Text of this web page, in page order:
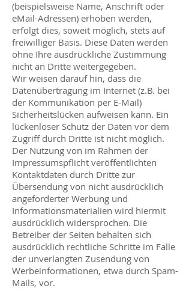
(beispielsweise Name, Anschrift oder
eMail-Adressen) erhoben werden,
erfolgt dies, soweit möglich, stets auf
freiwilliger Basis. Diese Daten werden
ohne Ihre ausdrückliche Zustimmung
nicht an Dritte weitergegeben.
Wir weisen darauf hin, dass die
Datenübertragung im Internet (z.B. bei
der Kommunikation per E-Mail)
Sicherheitslücken aufweisen kann. Ein
lückenloser Schutz der Daten vor dem
Zugriff durch Dritte ist nicht möglich.
Der Nutzung von im Rahmen der
Impressumspflicht veröffentlichten
Kontaktdaten durch Dritte zur
Übersendung von nicht ausdrücklich
angeforderter Werbung und
Informationsmaterialien wird hiermit
ausdrücklich widersprochen. Die
Betreiber der Seiten behalten sich
ausdrücklich rechtliche Schritte im Falle
der unverlangten Zusendung von
Werbeinformationen, etwa durch Spam-
Mails, vor.